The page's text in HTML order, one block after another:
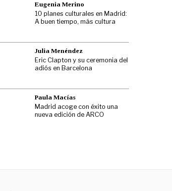
Eugenia Merino
10 planes culturales en Madrid:
A buen tiempo, más cultura
Julia Menéndez
Eric Clapton y su ceremonia del
adiós en Barcelona
Paula Macías
Madrid acoge con éxito una
nueva edición de ARCO